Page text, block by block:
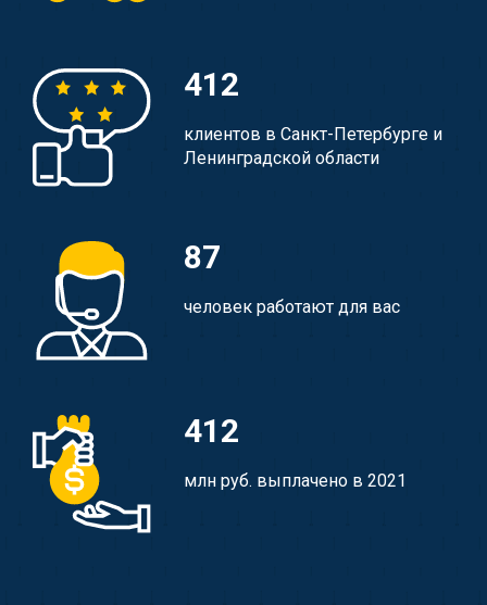
412
клиентов в Санкт-Петербурге и
Ленинградской области
87
человек работают для вас
412
млн руб. выплачено в 2021